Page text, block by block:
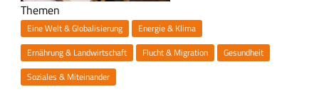
Themen
Eine Welt & Globalisierung
Energie & Klima
Ernährung & Landwirtschaft
Flucht & Migration
Gesundheit
Soziales & Miteinander